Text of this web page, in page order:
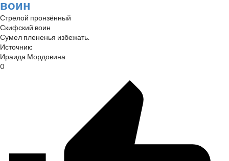
воин
Стрелой пронзённый
Скифский воин
Сумел плененья избежать.
Источник:
Ираида Мордовина
0